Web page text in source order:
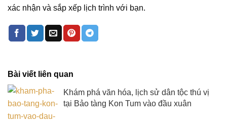
xác nhận và sắp xếp lịch trình với bạn.
Bài viết liên quan
Khám phá văn hóa, lịch sử dân tộc thú vị
tại Bảo tàng Kon Tum vào đầu xuân